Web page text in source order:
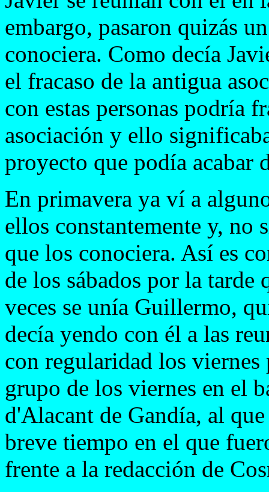
embargo, pasaron quizás
conociera. Como decía
el fracaso de la antigua
con estas personas podría
asociación y ello
proyecto que podía acabar
En primavera ya ví a
ellos constantemente y, no
que los conociera. Así es
de los sábados por la tarde
veces se unía Guillermo,
decía yendo con él a las
con regularidad los
grupo de los viernes en el
d'Alacant de Gandía, al
breve tiempo en el que
frente a la redacción de